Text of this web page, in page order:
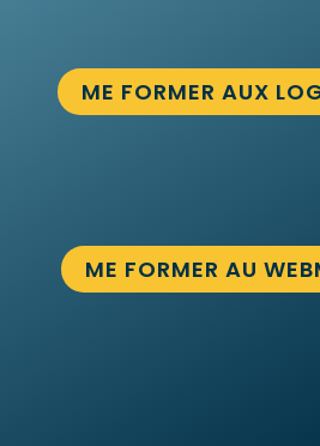
ME FORMER AUX
ME FORMER AU